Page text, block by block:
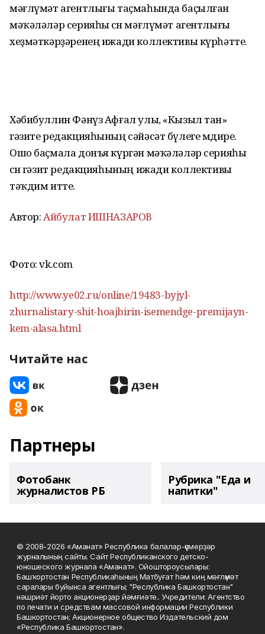
мәғлүмәт агентлығы таҫмаһында баҫылған
мәҡәләләр серияһы өсөн мәғлүмәт агентлығы
хеҙмәткәрҙәренең ижади коллективы күрһәтте.
Хәбибуллин Фәнүз Афғал улы, «Кызыл тан»
гәзите редакцияһының сәйәсәт бүлеге мөдире.
Ошо баҫмала донъя күргән мәҡәләләр серияһы
өсөн гәзит редакцияһының ижади коллективы
тәҡдим итте.
Автор:Айбулат ИШНАЗАРОВ
Фото: vk.com
http://www.ye02.ru/online/19483-byjyl-
zhurnalistary-shit-hoajbirin-isemendge-premijayn-
kem-alasa.html
Читайте нас
Партнеры
Фотобанк
журналистов РБ
Рубрика "Еда и
напитки"
© 2008-2026 «Аманат» Республика балалар-үҫмерҙәр
журналының сайты. Сайт Республиканского детско-
юношеского журнала «Аманат». Ойоштороусылары:
Башҡортостан Республикаһының Матбуғат һәм киң мәғлүмәт
саралары буйынса агентлығы; "Республика Башкортостан"
нәшриәт йорто акционерҙар йәмғиәте.. Учредители: Агентство
по печати и средствам массовой информации Республики
Башкортостан; Акционерное общество Издательский дом
«Республика Башкортостан».